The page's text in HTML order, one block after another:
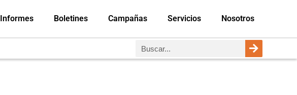
Informes Boletines Campañas Servicios Nosotros